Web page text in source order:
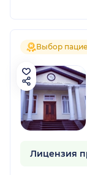
Выбор
Лицензия